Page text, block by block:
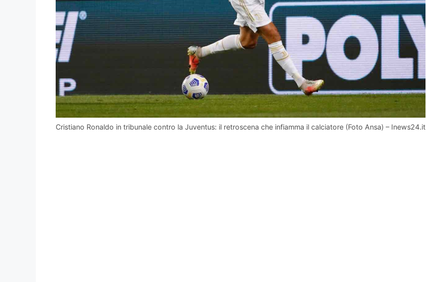
Cristiano Ronaldo in tribunale contro la Juventus: il retroscena che infiamma il calciatore (Foto Ansa) – Inews24.it